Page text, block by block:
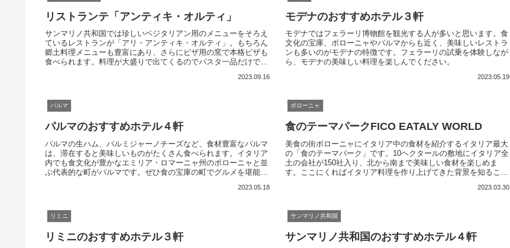
リストランテ「アンティキ・オルティ」
サンマリノ共和国では珍しいベジタリアン用のメニューをそろえ
ているレストランが「アリ・アンティキ・オルティ」。もちろん
郷土料理メニューも豊富にあり、さらにピザ用の窯で本格ピザも
食べられます。料理が大盛りで出てくるのでパスタ一品だけでも
2023.09.16
モデナのおすすめホテル３軒
モデナではフェラーリ博物館を観光する人が多いと思います。食
文化の宝庫、ボローニャやパルマからも近く、美味しいレストラ
ンも多いのがモデナの特徴です。フェラーリの試乗を体験しなが
ら、モデナの美味しい料理を楽しんでください。
2023.05.19
パルマ
パルマのおすすめホテル４軒
パルマの生ハム、パルミジャーノチーズなど、食材豊富なパルマ
は、滞在すると美味しいものがたくさん食べられます。イタリア
内でも食文化が豊かなエミリア・ロマーニャ州のボローニャと並
ぶ代表的な町がパルマです。ぜひ食の宝庫の町でグルメを堪能し
2023.05.18
ボローニャ
食のテーマパークFICO EATALY WORLD
美食の街ボローニャにイタリア中の食材を紹介するイタリア最大
の「食のテーマパーク」です。10ヘクタールの敷地にイタリア全
土の会社が150社入り、北から南まで美味しい食材を楽しめま
す。ここにくればイタリア料理を作り上げてきた背景を知ること
2023.03.30
リミニ
リミニのおすすめホテル３軒
サンマリノ共和国
サンマリノ共和国のおすすめホテル４軒